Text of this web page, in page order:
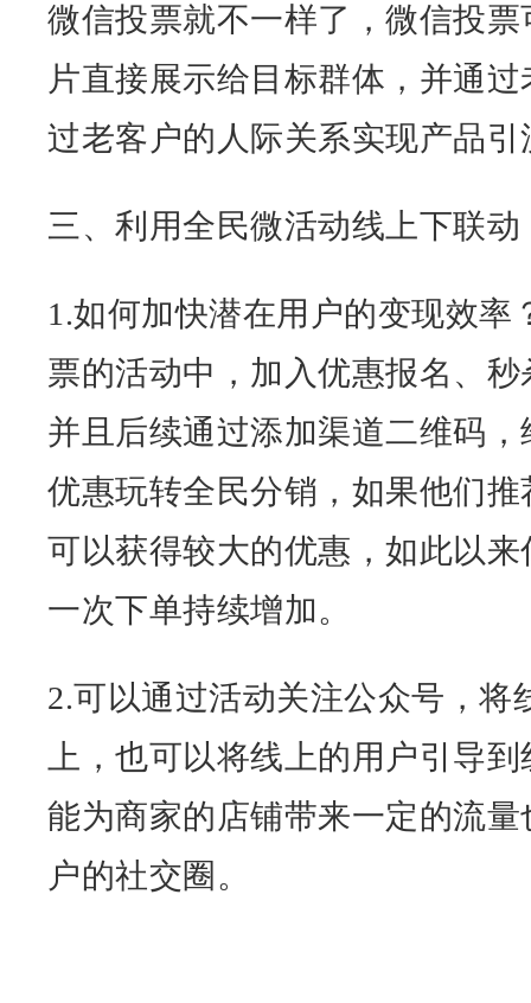
微信投票就不一样了，微信投
片直接展示给目标群体，并通
过老客户的人际关系实现产品引
三、利用全民微活动线上下联
1.如何加快潜在用户的变现效率
票的活动中，加入优惠报名、
并且后续通过添加渠道二维码
优惠玩转全民分销，如果他们
可以获得较大的优惠，如此以
一次下单持续增加。
2.可以通过活动关注公众号，将
上，也可以将线上的用户引导
能为商家的店铺带来一定的流
户的社交圈。